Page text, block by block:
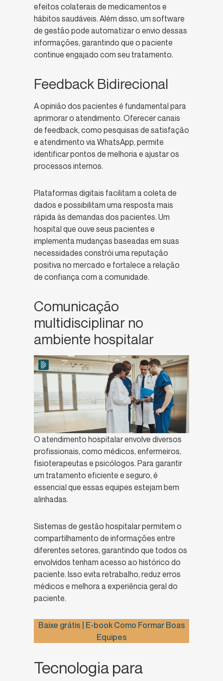
efeitos colaterais de medicamentos e
hábitos saudáveis. Além disso, um software
de gestão pode automatizar o envio dessas
informações, garantindo que o paciente
continue engajado com seu tratamento.
Feedback Bidirecional
A opinião dos pacientes é fundamental para
aprimorar o atendimento. Oferecer canais
de feedback, como pesquisas de satisfação
e atendimento via WhatsApp, permite
identificar pontos de melhoria e ajustar os
processos internos.
Plataformas digitais facilitam a coleta de
dados e possibilitam uma resposta mais
rápida às demandas dos pacientes. Um
hospital que ouve seus pacientes e
implementa mudanças baseadas em suas
necessidades constrói uma reputação
positiva no mercado e fortalece a relação
de confiança com a comunidade.
Comunicação
multidisciplinar no
ambiente hospitalar
O atendimento hospitalar envolve diversos
profissionais, como médicos, enfermeiros,
fisioterapeutas e psicólogos. Para garantir
um tratamento eficiente e seguro, é
essencial que essas equipes estejam bem
alinhadas.
Sistemas de gestão hospitalar permitem o
compartilhamento de informações entre
diferentes setores, garantindo que todos os
envolvidos tenham acesso ao histórico do
paciente. Isso evita retrabalho, reduz erros
médicos e melhora a experiência geral do
paciente.
Baixe grátis | E-book Como Formar Boas
Equipes
Tecnologia para